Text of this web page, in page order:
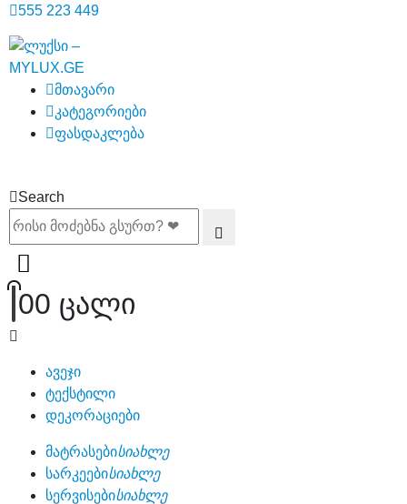
555 223 449
მთავარი
კატეგორიები
ფასდაკლება
Search
00 ცალი
ავეჯი
ტექსტილი
დეკორაციები
მატრასებისიახლე
სარკეებისიახლე
სერვისებისიახლე